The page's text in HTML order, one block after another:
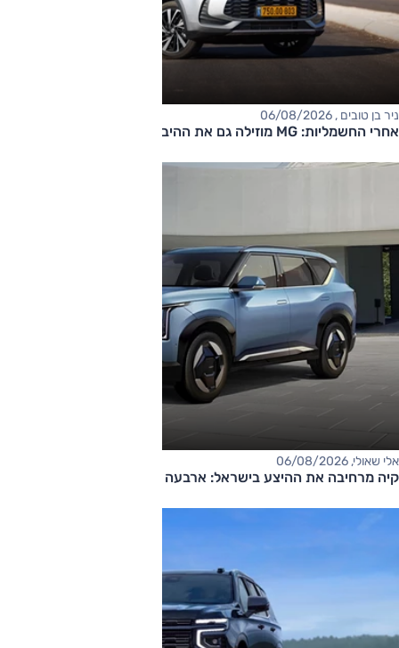
ניר בן טובים , 06/08/2026
אחרי החשמליות: MG מוזילה גם את ההיברידיות
אלי שאולי, 06/08/2026
קיה מרחיבה את ההיצע בישראל: ארבעה דגמים חדשים בדרך